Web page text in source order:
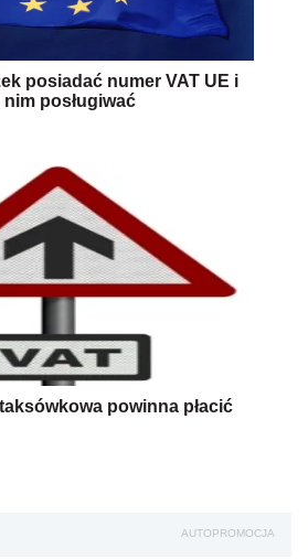
posiadać numer VAT UE i
posługiwać
powinna płacić
AUTOPROMOCJA